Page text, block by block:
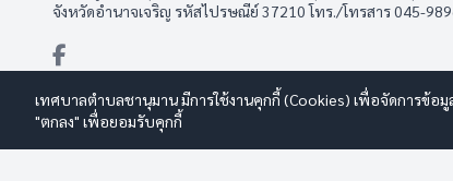
จังหวัดอำนาจเจริญ รหัสไปรษณีย์ 37210 โทร./โทรสาร 045-
เทศบาลตำบลชานุมาน มีการใช้งานคุกกี้ (Cookies) เพื่อจัดการข้อ
"ตกลง" เพื่อยอมรับคุกกี้